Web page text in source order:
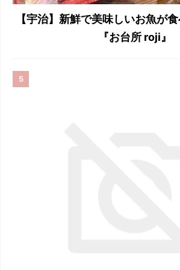
【宇治】新鮮で美味しいお魚が
『お台所 roji』